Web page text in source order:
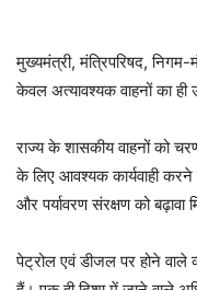
मुख्यमंत्री, मंत्रिपरिषद,
केवल अत्यावश्यक वाहनों का ही
राज्य के शासकीय वाहनों को
के लिए आवश्यक कार्यवाही
और पर्यावरण संरक्षण को
पेट्रोल एवं डीजल पर होने वाले